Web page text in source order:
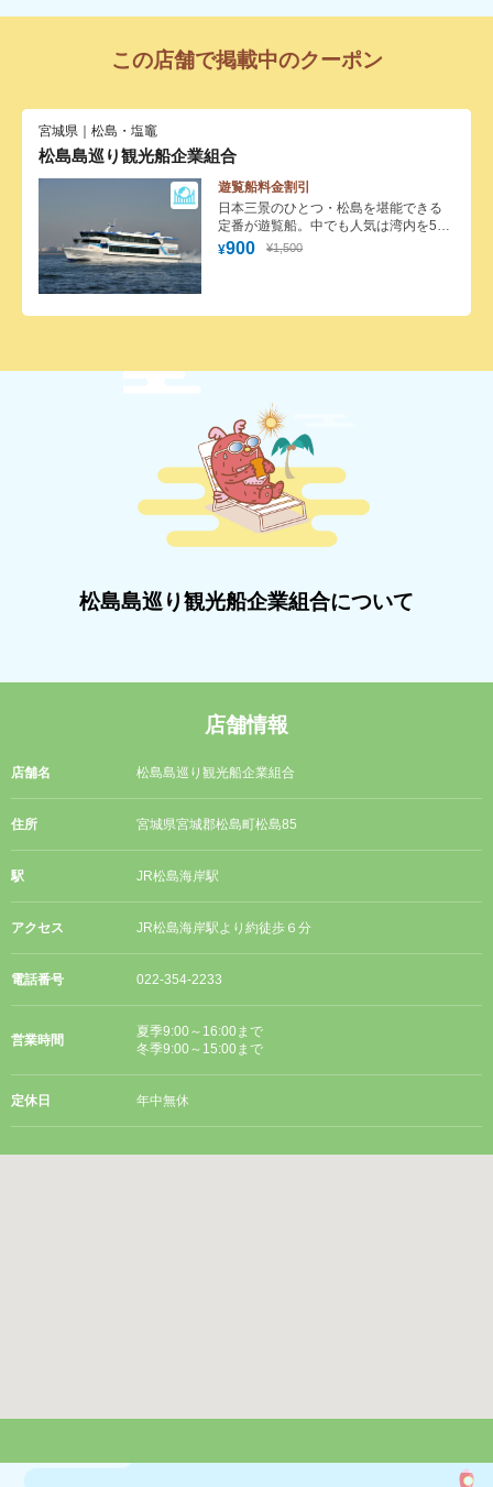
この店舗で掲載中のクーポン
宮城県｜松島・塩竈
松島島巡り観光船企業組合
遊覧船料金割引
¥900 ¥1,500
日本三景のひとつ・松島を堪能できる
定番が遊覧船。中でも人気は湾内を50
分の船旅で ゆったりと愉しむ島巡り
がら遊覧します。
松島島巡り観光船企業組合について
店舗情報
店舗名 松島島巡り観光船企業組合
住所 宮城県宮城郡松島町松島85
駅 JR松島海岸駅
アクセス JR松島海岸駅より約徒歩６分
電話番号 022-354-2233
営業時間
夏季9:00～16:00まで
冬季9:00～15:00まで
定休日 年中無休